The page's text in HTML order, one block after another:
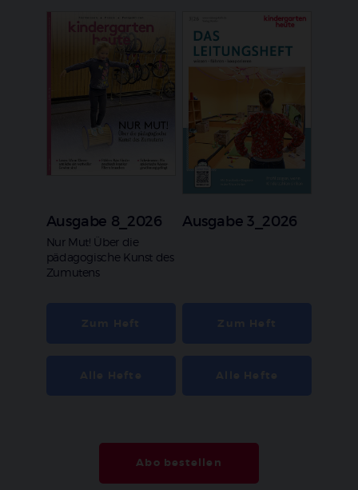
Ausgabe 8_2026
:
Nur Mut! Über die
pädagogische Kunst des
Zumutens
Ausgabe 3_2026
Abo bestellen